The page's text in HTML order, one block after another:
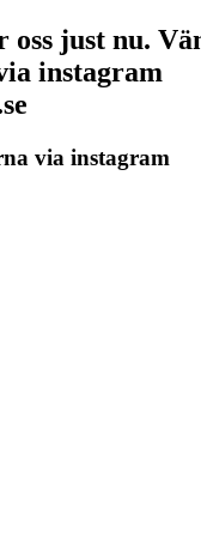
oss just nu.
instagram
via instagram